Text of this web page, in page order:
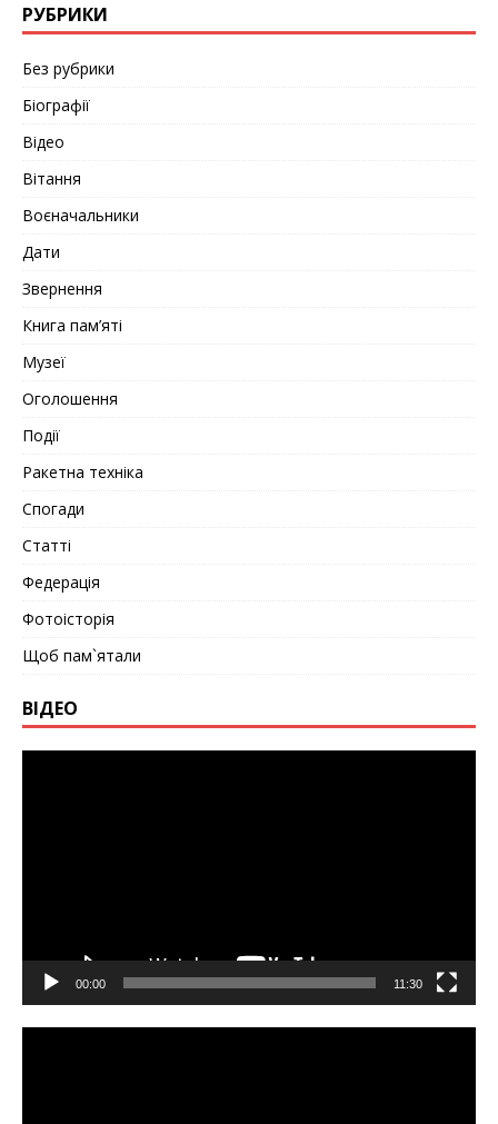
РУБРИКИ
Без рубрики
Біографії
Відео
Вітання
Воєначальники
Дати
Звернення
Книга пам’яті
Музеї
Оголошення
Події
Ракетна техніка
Спогади
Статті
Федерація
Фотоісторія
Щоб пам`ятали
ВІДЕО
00:00 11:30